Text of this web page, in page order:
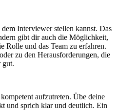
Interviewer stellen kannst. Das
gibt dir auch die Möglichkeit,
Rolle und das Team zu erfahren.
zu den Herausforderungen, die
gut.
aufzutreten. Übe deine
und sprich klar und deutlich. Ein